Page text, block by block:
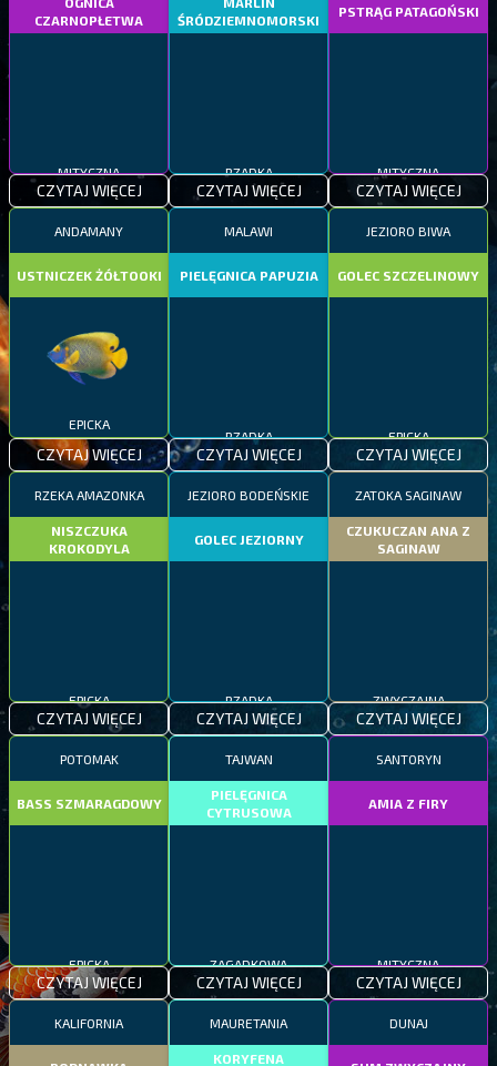
CZARNOPŁETWA
MITYCZNA
CZYTAJ WIĘCEJ
ŚRÓDZIEMNOMORSKI
RZADKA
CZYTAJ WIĘCEJ
PSTRĄG PATAGOŃSKI
MITYCZNA
CZYTAJ WIĘCEJ
ANDAMANY
USTNICZEK ŻÓŁTOOKI
EPICKA
CZYTAJ WIĘCEJ
MALAWI
PIELĘGNICA PAPUZIA
RZADKA
CZYTAJ WIĘCEJ
JEZIORO BIWA
GOLEC SZCZELINOWY
EPICKA
CZYTAJ WIĘCEJ
RZEKA AMAZONKA
NISZCZUKA
KROKODYLA
EPICKA
CZYTAJ WIĘCEJ
JEZIORO BODEŃSKIE
GOLEC JEZIORNY
RZADKA
CZYTAJ WIĘCEJ
ZATOKA SAGINAW
CZUKUCZAN ANA Z
SAGINAW
ZWYCZAJNA
CZYTAJ WIĘCEJ
POTOMAK
BASS SZMARAGDOWY
EPICKA
CZYTAJ WIĘCEJ
TAJWAN
PIELĘGNICA
CYTRUSOWA
ZAGADKOWA
CZYTAJ WIĘCEJ
SANTORYN
AMIA Z FIRY
MITYCZNA
CZYTAJ WIĘCEJ
KALIFORNIA MAURETANIA
KORYFENA
DUNAJ